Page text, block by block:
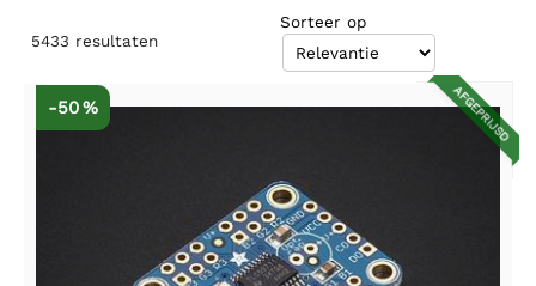
5433 resultaten
Sorteer op
AFGEPRIJSD
-50 %